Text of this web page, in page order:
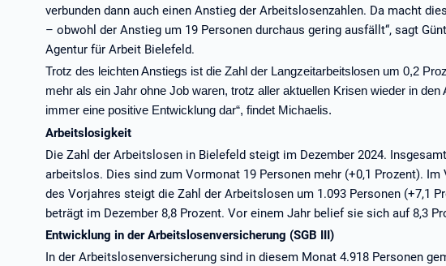
verbunden dann auch einen Anstieg der Arbeitslosenzahlen. Da macht
– obwohl der Anstieg um 19 Personen durchaus gering ausfällt“, sagt
Agentur für Arbeit Bielefeld.
Trotz des leichten Anstiegs ist die Zahl der Langzeitarbeitslosen um 0,2
mehr als ein Jahr ohne Job waren, trotz aller aktuellen Krisen wieder in
immer eine positive Entwicklung dar“, findet Michaelis.
Arbeitslosigkeit
Die Zahl der Arbeitslosen in Bielefeld steigt im Dezember 2024.
arbeitslos. Dies sind zum Vormonat 19 Personen mehr (+0,1 Prozent).
des Vorjahres steigt die Zahl der Arbeitslosen um 1.093 Personen (+7,1
beträgt im Dezember 8,8 Prozent. Vor einem Jahr belief sie sich auf 8,3
Entwicklung in der Arbeitslosenversicherung (SGB III)
In der Arbeitslosenversicherung sind in diesem Monat 4.918 Personen